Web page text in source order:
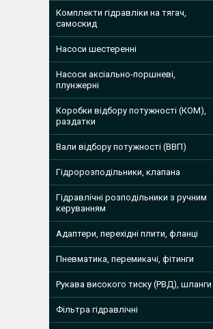
Комплекти гідравліки на тягач,
самоскид
Насоси шестеренні
Насоси аксіально-поршневі,
плунжерні
Коробки відбору потужності (КОМ),
раздатки
Вали відбору потужності (ВВП)
Гідророзподільники, клапана
Гідравлічні розподільники з ручним
керуванням
Адаптери, перехідні плити, фланці
Пневматика, перемикачі, фітинги
Рукава високого тиску (РВД), шланги
Фільтра гідравлічні